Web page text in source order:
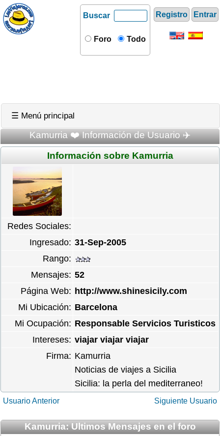
Registro Entrar
Buscar
Foro Todo
☰ Menú principal
Kamurria ❤️ Información de Usuario ✈️
Información sobre Kamurria
Redes Sociales:
Ingresado: 31-Sep-2005
Rango:
Mensajes: 52
Página Web: http://www.shinesicily.com
Mi Ubicación: Barcelona
Mi Ocupación: Responsable Servicios Turisticos
Intereses: viajar viajar viajar
Firma: Kamurria
Noticias de viajes a Sicilia
Sicilia: la perla del mediterraneo!
Usuario Anterior Siguiente Usuario
Kamurria: Ultimos Mensajes en el foro